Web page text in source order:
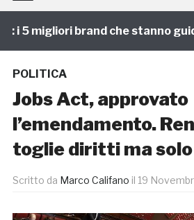
5 migliori brand che stanno
POLITICA
Jobs Act, approvato
l’emendamento.
toglie diritti ma solo
Scritto da Marco Califano il 19